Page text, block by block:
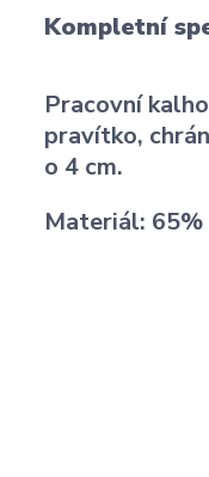
Kompletní
Pracovní
pravítko,
o 4 cm.
Materiál: